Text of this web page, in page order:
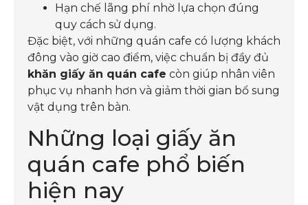
Hạn chế lãng phí nhờ lựa chọn đúng
quy cách sử dụng.
Đặc biệt, với những quán cafe có lượng khách
đông vào giờ cao điểm, việc chuẩn bị đầy đủ
khăn giấy ăn quán cafe còn giúp nhân viên
phục vụ nhanh hơn và giảm thời gian bổ sung
vật dụng trên bàn.
Những loại giấy ăn
quán cafe phổ biến
hiện nay